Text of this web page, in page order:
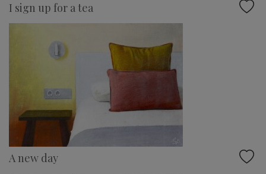
I sign up for a tea
A new day